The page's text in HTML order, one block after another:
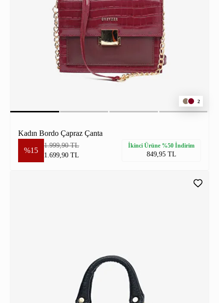
2
Kadın Bordo Çapraz Çanta
%15
1.999,90 TL
1.699,90 TL
İkinci Ürüne %50 İndirim
849,95 TL